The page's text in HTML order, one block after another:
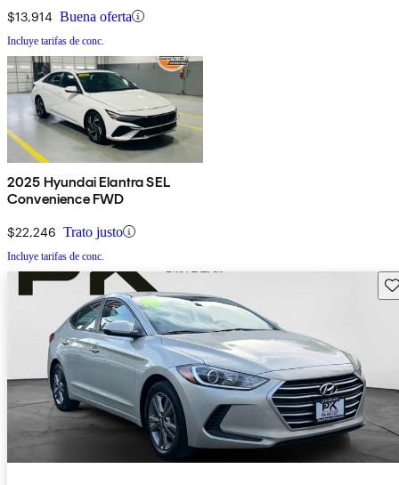
$13,914 Buena oferta
Incluye tarifas de conc.
2025 Hyundai Elantra SEL
Convenience FWD
$22,246 Trato justo
Incluye tarifas de conc.